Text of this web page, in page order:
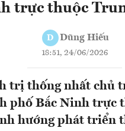
trực thuộc
D Dũng Hiếu
18:51, 24/06/2026
trị thống nhất chủ
phố Bắc Ninh trực
hướng phát triển